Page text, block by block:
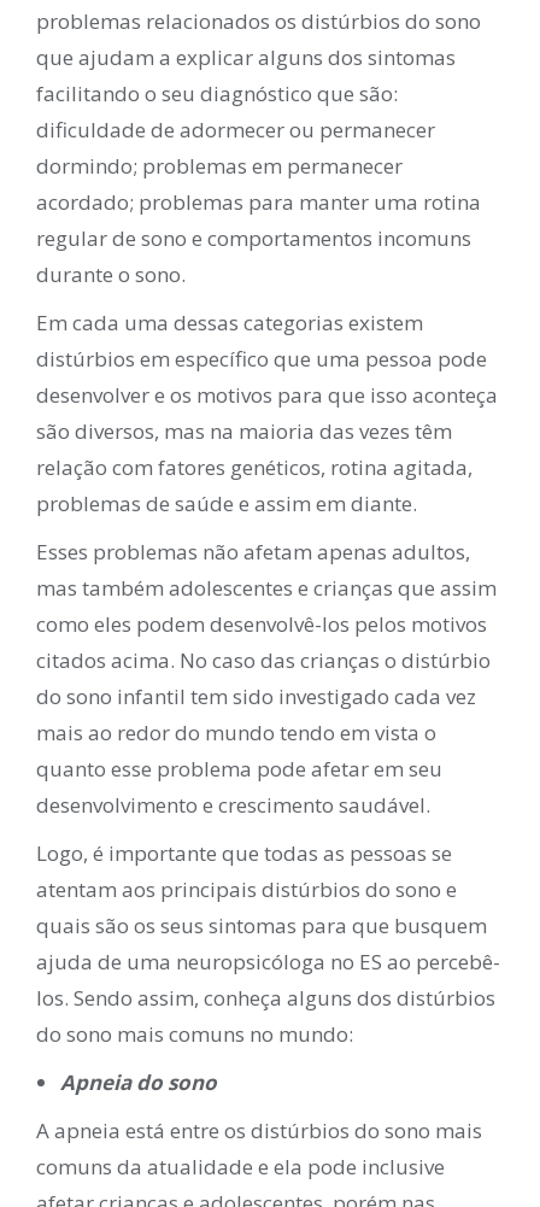
problemas relacionados os distúrbios do sono
que ajudam a explicar alguns dos sintomas
facilitando o seu diagnóstico que são:
dificuldade de adormecer ou permanecer
dormindo; problemas em permanecer
acordado; problemas para manter uma rotina
regular de sono e comportamentos incomuns
durante o sono.
Em cada uma dessas categorias existem
distúrbios em específico que uma pessoa pode
desenvolver e os motivos para que isso aconteça
são diversos, mas na maioria das vezes têm
relação com fatores genéticos, rotina agitada,
problemas de saúde e assim em diante.
Esses problemas não afetam apenas adultos,
mas também adolescentes e crianças que assim
como eles podem desenvolvê-los pelos motivos
citados acima. No caso das crianças o distúrbio
do sono infantil tem sido investigado cada vez
mais ao redor do mundo tendo em vista o
quanto esse problema pode afetar em seu
desenvolvimento e crescimento saudável.
Logo, é importante que todas as pessoas se
atentam aos principais distúrbios do sono e
quais são os seus sintomas para que busquem
ajuda de uma neuropsicóloga no ES ao percebê-
los. Sendo assim, conheça alguns dos distúrbios
do sono mais comuns no mundo:
Apneia do sono
A apneia está entre os distúrbios do sono mais
comuns da atualidade e ela pode inclusive